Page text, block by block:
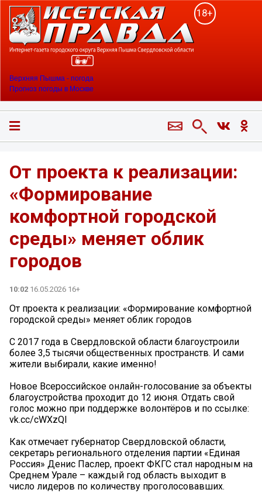
18+
Верхняя Пышма - погода
Прогноз погоды в Москве
От проекта к реализации:
«Формирование
комфортной городской
среды» меняет облик
городов
10:02 16.05.2026 16+
От проекта к реализации: «Формирование комфортной
городской среды» меняет облик городов
С 2017 года в Свердловской области благоустроили
более 3,5 тысячи общественных пространств. И сами
жители выбирали, какие именно!
Новое Всероссийское онлайн-голосование за объекты
благоустройства проходит до 12 июня. Отдать свой
голос можно при поддержке волонтёров и по ссылке:
vk.cc/cWXzQI
Как отмечает губернатор Свердловской области,
секретарь регионального отделения партии «Единая
Россия» Денис Паслер, проект ФКГС стал народным на
Среднем Урале – каждый год область выходит в
число лидеров по количеству проголосовавших.